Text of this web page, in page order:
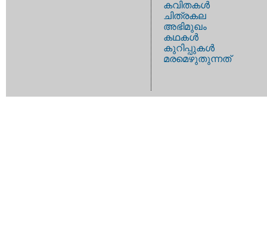
കവിതകള്‍
ചിത്രകല
അഭിമുഖം
കഥകള്‍
കുറിപ്പുകള്‍
മരമെഴുതുന്നത്